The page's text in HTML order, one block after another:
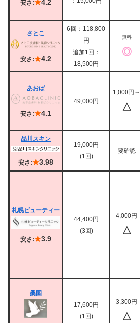
安さ:★4.2
さとこ
安さ:★4.2
6回：118,800
円
追加1回：
18,500円
無料
◎
あおば
安さ:★4.1
49,000円
1,000円～
△
品川スキン
安さ:★3.98
19,000円
(1回)
要確認
札幌ビューティー
安さ:★3.9
44,400円
(3回)
4,000円
△
桑園
17,600円
(1回)
3,300円
△